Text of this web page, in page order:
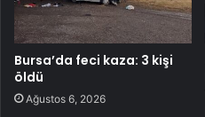
Bursa’da feci kaza: 3 kişi
öldü
Ağustos 6, 2026